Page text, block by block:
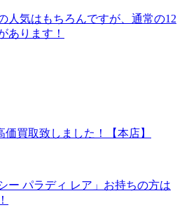
人気はもちろんですが、通常の12
あります！
買取致しました！【本店】
ー パラディ レア」お持ちの方は